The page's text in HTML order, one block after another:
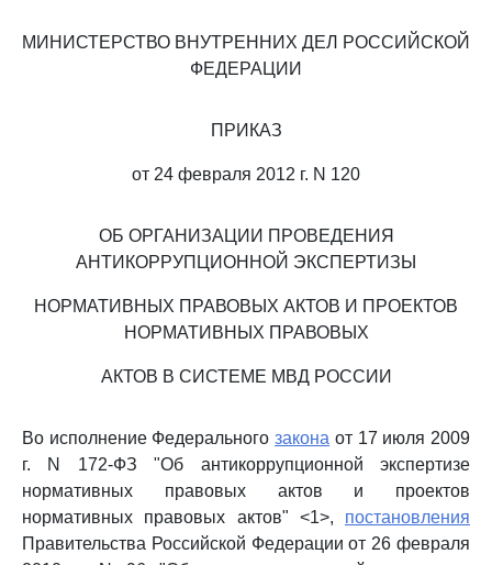
МИНИСТЕРСТВО ВНУТРЕННИХ ДЕЛ РОССИЙСКОЙ
ФЕДЕРАЦИИ
ПРИКАЗ
от 24 февраля 2012 г. N 120
ОБ ОРГАНИЗАЦИИ ПРОВЕДЕНИЯ
АНТИКОРРУПЦИОННОЙ ЭКСПЕРТИЗЫ
НОРМАТИВНЫХ ПРАВОВЫХ АКТОВ И ПРОЕКТОВ
НОРМАТИВНЫХ ПРАВОВЫХ
АКТОВ В СИСТЕМЕ МВД РОССИИ
Во исполнение Федеральногозакона от 17 июля 2009
г. N 172-ФЗ "Об антикоррупционной экспертизе
нормативных правовых актов и проектов
нормативных правовых актов" <1>, постановления
Правительства Российской Федерации от 26 февраля